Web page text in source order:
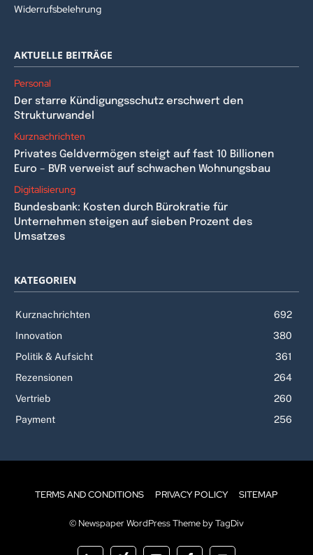
Widerrufsbelehrung
AKTUELLE BEITRÄGE
Personal
Der starre Kündigungsschutz erschwert den
Strukturwandel
Kurznachrichten
Privates Geldvermögen steigt auf fast 10 Billionen
Euro – BVR verweist auf schwachen Wohnungsbau
Digitalisierung
Bundesbank: Kosten durch Bürokratie für
Unternehmen steigen auf sieben Prozent des
Umsatzes
KATEGORIEN
Kurznachrichten
692
Innovation
380
Politik & Aufsicht
361
Rezensionen
264
Vertrieb
260
Payment
256
TERMS AND CONDITIONS PRIVACY POLICY SITEMAP
© Newspaper WordPress Theme by TagDiv